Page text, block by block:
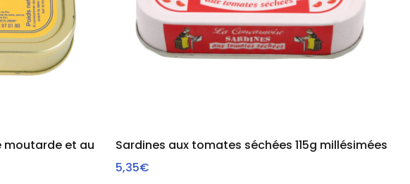
moutarde et au
Sardines aux tomates séchées 115g millésimées
5,35€